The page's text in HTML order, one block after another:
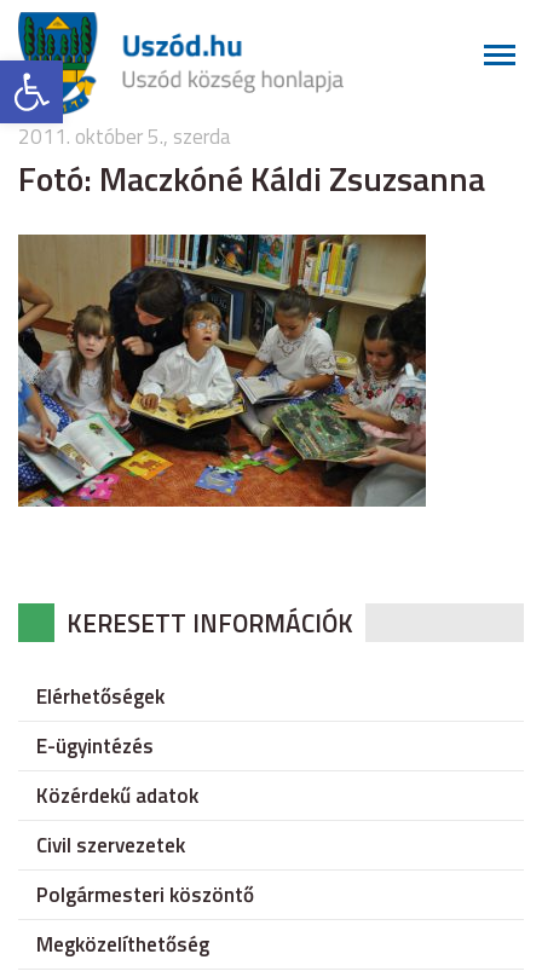
Eszköztár megnyitása
2011. október 5., szerda
Fotó: Maczkóné Káldi Zsuzsanna
KERESETT INFORMÁCIÓK
Elérhetőségek
E-ügyintézés
Közérdekű adatok
Civil szervezetek
Polgármesteri köszöntő
Megközelíthetőség